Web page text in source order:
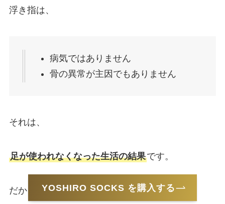
浮き指は、
病気ではありません
骨の異常が主因でもありません
それは、
足が使われなくなった生活の結果です。
だからこそ、YOSHIRO SOCKS を購入する